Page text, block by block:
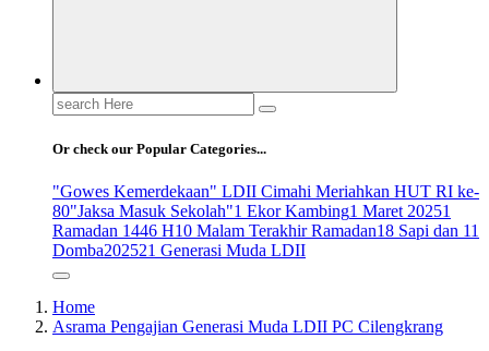
Search
for:
Or check our Popular Categories...
"Gowes Kemerdekaan" LDII Cimahi Meriahkan HUT RI ke-
80"Jaksa Masuk Sekolah"1 Ekor Kambing1 Maret 20251
Ramadan 1446 H10 Malam Terakhir Ramadan18 Sapi dan 11
Domba202521 Generasi Muda LDII
Home
Asrama Pengajian Generasi Muda LDII PC Cilengkrang